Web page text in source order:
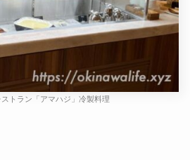
トラン「アマハジ」冷製料理